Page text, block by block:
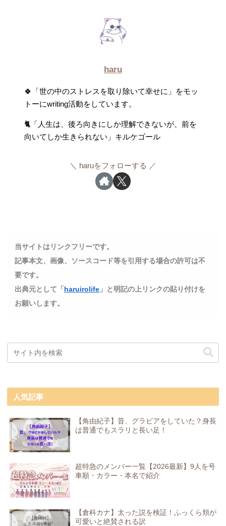
haru
🍀「世の中のストレスを取り除いて幸せに」をモッ
トーにwriting活動をしています。
🐈「人生は、後ろ向きにしか理解できないが、前を
向いてしか生きられない」キルケゴール
haruをフォローする
当サイトはリンクフリーです。
記事本文、画像、ソースコード等を引用する場合の許可は不
要です。
出典元として「 haruirolife 」と明記の上リンクの貼り付けを
お願いします。
人気記事
【角由紀子】昔、グラビアをしていた？身長
は普通でもスラリと長い足！
超特急のメンバー一覧【2026最新】9人を号
車順・カラー・本名で紹介
【倉科カナ】太った説を検証！ふっくら頬が
可愛いと絶賛される訳